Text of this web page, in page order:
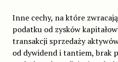
Inne cechy, na które
podatku od zysków
transakcji sprzedaży
od dywidend i tantiem, brak